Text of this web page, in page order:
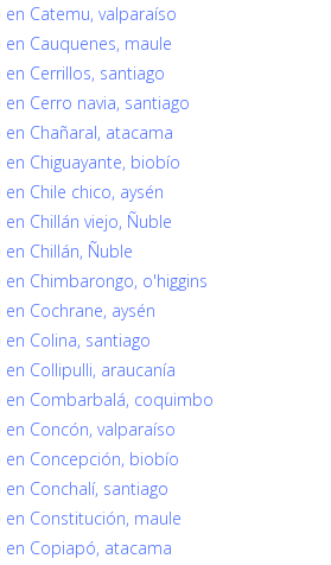
Catemu, valparaíso
Cauquenes, maule
Cerrillos, santiago
Cerro navia, santiago
Chañaral, atacama
Chiguayante, biobío
Chile chico, aysén
Chillán viejo, Ñuble
Chillán, Ñuble
Chimbarongo, o'higgins
Cochrane, aysén
Colina, santiago
Collipulli, araucanía
en Combarbalá, coquimbo
Concón, valparaíso
en Concepción, biobío
Conchalí, santiago
Constitución, maule
en Copiapó, atacama